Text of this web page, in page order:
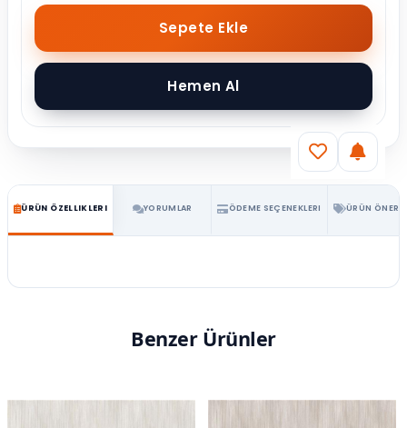
ÜRÜN ÖZELLIKLERI YORUMLAR ÖDEME SEÇENEKLERI ÜRÜN
Benzer Ürünler